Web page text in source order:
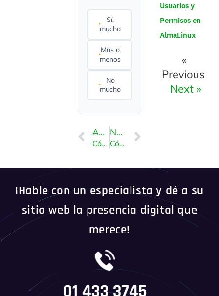
Sí,
mucho
Más o
menos
No
mucho
ANTERIOR
Cómo cambiar la cuota de usuarios de FTP en cPanel
NEXT
Cómo instalar el cliente Filezilla en Windows
Usuarios y
Permisos en
AlmaLinux
«
Previous
Next »
¡Hable con un especialista y dé a su
sitio web la presencia digital que
merece!
01 433 3745